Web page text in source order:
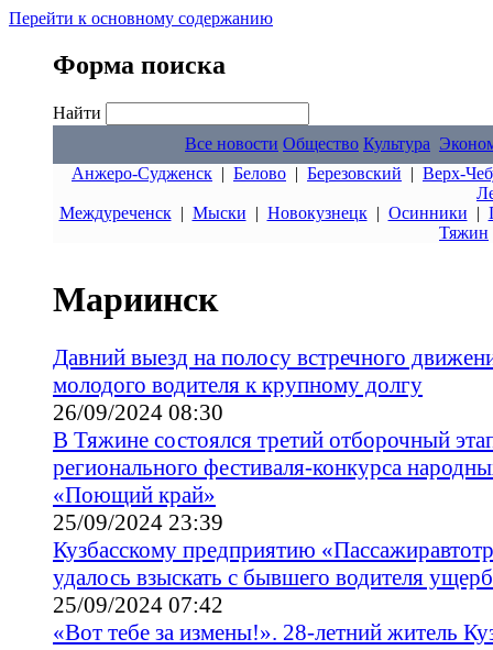
Перейти к основному содержанию
Форма поиска
Найти
Все новости Общество Культура
Анжеро-Судженск | Белово | Березовский | Верх-
Междуреченск| Мыски | Новокузнецк| Осинники |
Тяжин
Мариинск
Давний выезд на полосу встречного
молодого водителя к крупному долгу
26/09/2024 08:30
В Тяжине состоялся третий отборочный
регионального фестиваля-конкурса
«Поющий край»
25/09/2024 23:39
Кузбасскому предприятию
удалось взыскать с бывшего водителя
25/09/2024 07:42
«Вот тебе за измены!». 28-летний житель